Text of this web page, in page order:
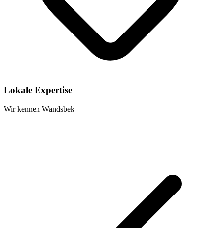
Lokale Expertise
Wir kennen Wandsbek